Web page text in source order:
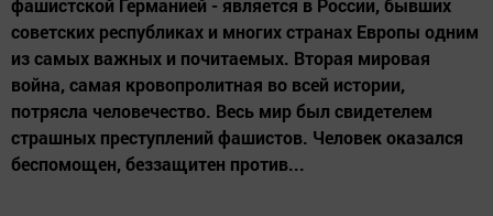
фашистской Германией - является в России, бывших
советских республиках и многих странах Европы одним
из самых важных и почитаемых. Вторая мировая
война, самая кровопролитная во всей истории,
потрясла человечество. Весь мир был свидетелем
страшных преступлений фашистов. Человек оказался
беспомощен, беззащитен против...